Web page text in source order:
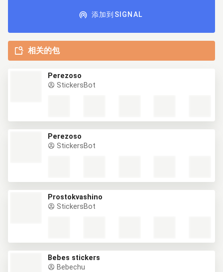
添加到SIGNAL
相关的包
Perezoso
StickersBot
Perezoso
StickersBot
Prostokvashino
StickersBot
Bebes stickers
Bebechu